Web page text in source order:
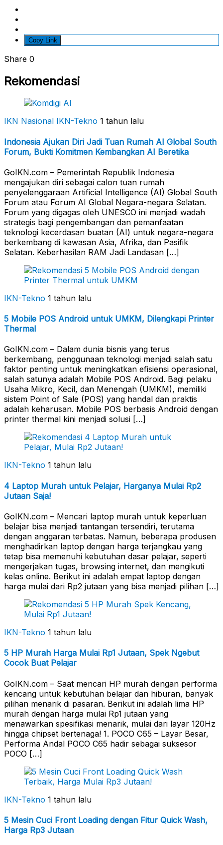
Copy Link
Share 0
Rekomendasi
IKN Nasional IKN-Tekno 1 tahun lalu
Indonesia Ajukan Diri Jadi Tuan Rumah AI Global South
Forum, Bukti Komitmen Kembangkan AI Beretika
GoIKN.com – Pemerintah Republik Indonesia
mengajukan diri sebagai calon tuan rumah
penyelenggaraan Artificial Intelligence (AI) Global South
Forum atau Forum AI Global Negara-negara Selatan.
Forum yang digagas oleh UNESCO ini menjadi wadah
strategis bagi pengembangan dan pemanfaatan
teknologi kecerdasan buatan (AI) untuk negara-negara
berkembang di kawasan Asia, Afrika, dan Pasifik
Selatan. Keberhasilan RAM Jadi Landasan […]
IKN-Tekno 1 tahun lalu
5 Mobile POS Android untuk UMKM, Dilengkapi Printer
Thermal
GoIKN.com – Dalam dunia bisnis yang terus
berkembang, penggunaan teknologi menjadi salah satu
faktor penting untuk meningkatkan efisiensi operasional,
salah satunya adalah Mobile POS Android. Bagi pelaku
Usaha Mikro, Kecil, dan Menengah (UMKM), memiliki
sistem Point of Sale (POS) yang handal dan praktis
adalah keharusan. Mobile POS berbasis Android dengan
printer thermal kini menjadi solusi […]
IKN-Tekno 1 tahun lalu
4 Laptop Murah untuk Pelajar, Harganya Mulai Rp2
Jutaan Saja!
GoIKN.com – Mencari laptop murah untuk keperluan
belajar bisa menjadi tantangan tersendiri, terutama
dengan anggaran terbatas. Namun, beberapa produsen
menghadirkan laptop dengan harga terjangkau yang
tetap bisa memenuhi kebutuhan dasar pelajar, seperti
mengerjakan tugas, browsing internet, dan mengikuti
kelas online. Berikut ini adalah empat laptop dengan
harga mulai dari Rp2 jutaan yang bisa menjadi pilihan […]
IKN-Tekno 1 tahun lalu
5 HP Murah Harga Mulai Rp1 Jutaan, Spek Ngebut
Cocok Buat Pelajar
GoIKN.com – Saat mencari HP murah dengan performa
kencang untuk kebutuhan belajar dan hiburan, banyak
pilihan menarik di pasaran. Berikut ini adalah lima HP
murah dengan harga mulai Rp1 jutaan yang
menawarkan spesifikasi menarik, mulai dari layar 120Hz
hingga chipset bertenaga! 1. POCO C65 – Layar Besar,
Performa Andal POCO C65 hadir sebagai suksesor
POCO […]
IKN-Tekno 1 tahun lalu
5 Mesin Cuci Front Loading dengan Fitur Quick Wash,
Harga Rp3 Jutaan